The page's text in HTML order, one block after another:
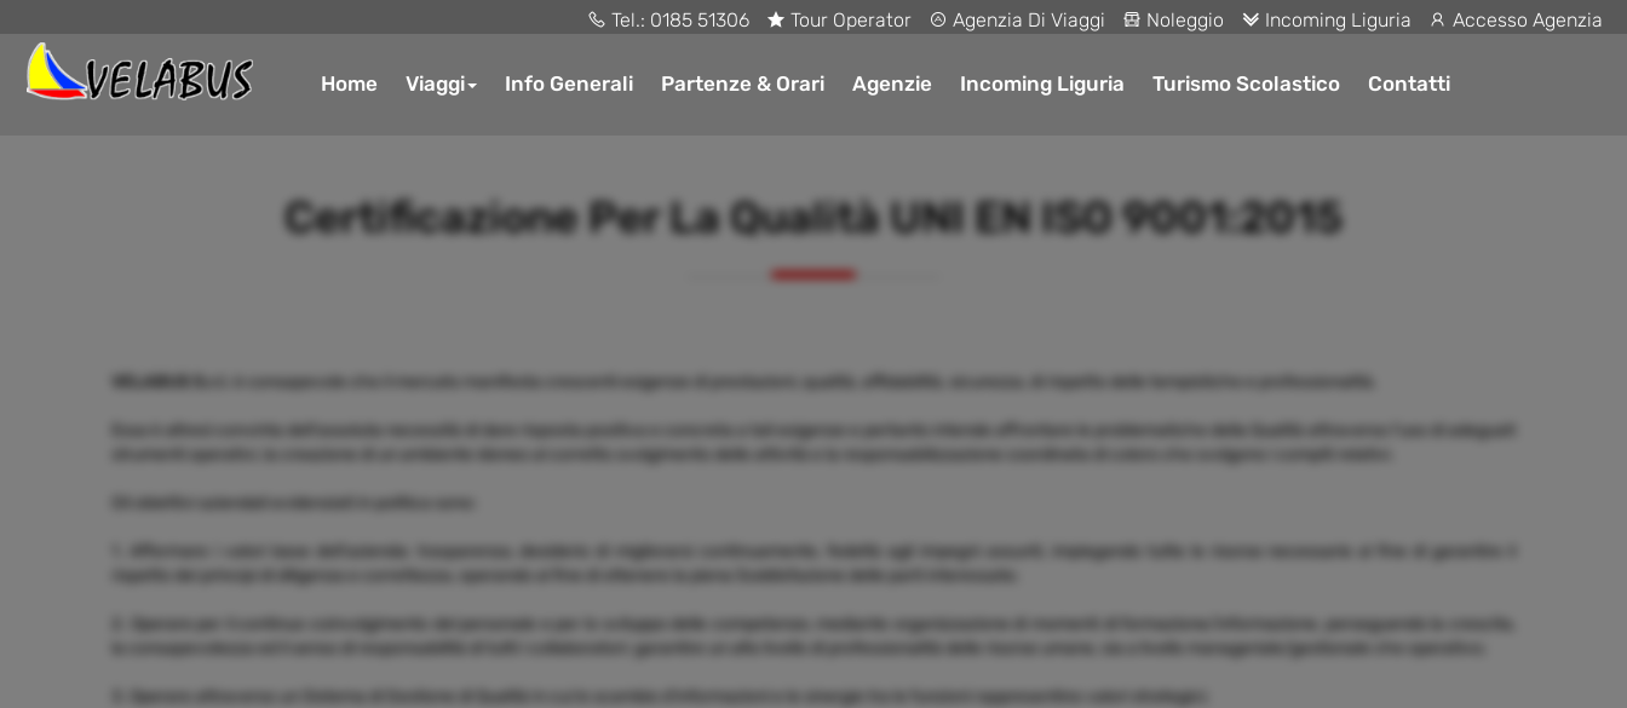
Tel.: 0185 51306 Tour Operator Agenzia Di Viaggi Noleggio Incoming Liguria Accesso Agenzia
Home Viaggi Info Generali Partenze & Orari Agenzie Incoming Liguria Turismo Scolastico Contatti
Certificazione Per La Qualità UNI EN ISO 9001:2015
è consapevole che il mercato manifesta crescenti esigenze di prestazioni, qualità, affidabilità, sicurezza, di rispetto delle tempistiche e professionalità.
Essa è altresì convinta dell'assoluta necessità di dare risposta positiva e concreta a tali esigenze e pertanto intende affrontare le problematiche della Qualità attraverso l'uso di adeguati
strumenti operativi, la creazione di un ambiente idoneo al corretto svolgimento delle attività e la responsabilizzazione coordinata di coloro che svolgono i compiti relativi.
1. Affermare i valori base dell'azienda: trasparenza, desiderio di migliorarsi continuamente, fedeltà agli impegni assunti, impiegando tutte le risorse necessarie al fine di garantire il
rispetto dei principi di diligenza e correttezza, operando al fine di ottenere la piena Soddisfazione delle parti interessate;
2. Operare per il continuo coinvolgimento del personale e per lo sviluppo delle competenze, mediante organizzazione di momenti di formazione/informazione, perseguendo la crescita,
la consapevolezza ed il senso di responsabilità di tutti i collaboratori; garantire un alto livello di professionalità delle risorse umane, sia a livello manageriale/gestionale che operativo;
3. Operare attraverso un Sistema di Gestione di Qualità in cui lo scambio d'informazioni e le sinergie tra le funzioni rappresentino valori strategici;